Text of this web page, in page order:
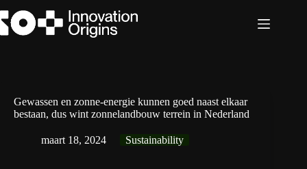
naar
de
Gewassen en zonne-energie kunnen goed naast elkaar
bestaan, dus wint zonnelandbouw terrein in Nederland
maart 18, 2024 Sustainability